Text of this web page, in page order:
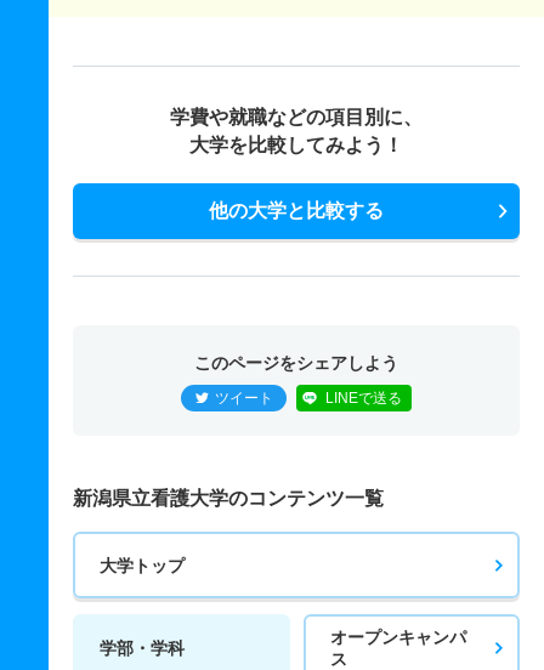
学費や就職などの項目別に、
大学を比較してみよう！
他の大学と比較する
このページをシェアしよう
ツイート LINEで送る
新潟県立看護大学のコンテンツ一覧
大学トップ
学部・学科
オープンキャンパ
ス